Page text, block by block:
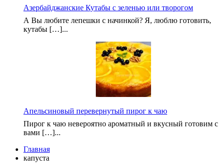
Азербайджанские Кутабы с зеленью или творогом
А Вы любите лепешки с начинкой? Я, люблю готовить,
кутабы […]...
Апельсиновый перевернутый пирог к чаю
Пирог к чаю невероятно ароматный и вкусный готовим с
вами […]...
Главная
капуста